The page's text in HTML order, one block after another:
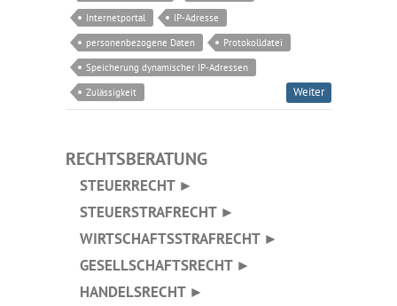
Internetportal
IP-Adresse
personenbezogene Daten
Protokolldatei
Speicherung dynamischer IP-Adressen
Zulässigkeit
Weiter
RECHTSBERATUNG
STEUERRECHT ►
STEUERSTRAFRECHT ►
WIRTSCHAFTSSTRAFRECHT ►
GESELLSCHAFTSRECHT ►
HANDELSRECHT ►